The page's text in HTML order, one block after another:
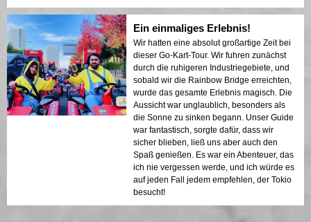
Ein einmaliges Erlebnis!
Wir hatten eine absolut großartige Zeit bei
dieser Go-Kart-Tour. Wir fuhren zunächst
durch die ruhigeren Industriegebiete, und
sobald wir die Rainbow Bridge erreichten,
wurde das gesamte Erlebnis magisch. Die
Aussicht war unglaublich, besonders als
die Sonne zu sinken begann. Unser Guide
war fantastisch, sorgte dafür, dass wir
sicher blieben, ließ uns aber auch den
Spaß genießen. Es war ein Abenteuer, das
ich nie vergessen werde, und ich würde es
auf jeden Fall jedem empfehlen, der Tokio
besucht!